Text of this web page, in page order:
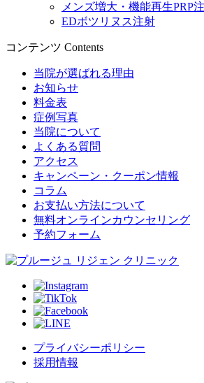
メンズ増大・機能再生PRP
EDボツリヌス注射
コンテンツ Contents
当院が選ばれる理由
お知らせ
料金表
症例写真
当院について
よくある質問
アクセス
キャンペーン・クーポン情報
コラム
お支払い方法について
無料オンラインカウンセリング
予約フォーム
プライバシーポリシー
採用情報